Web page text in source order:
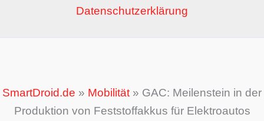
Datenschutzerklärung
SmartDroid.de » Mobilität » GAC: Meilenstein in der
Produktion von Feststoffakkus für Elektroautos